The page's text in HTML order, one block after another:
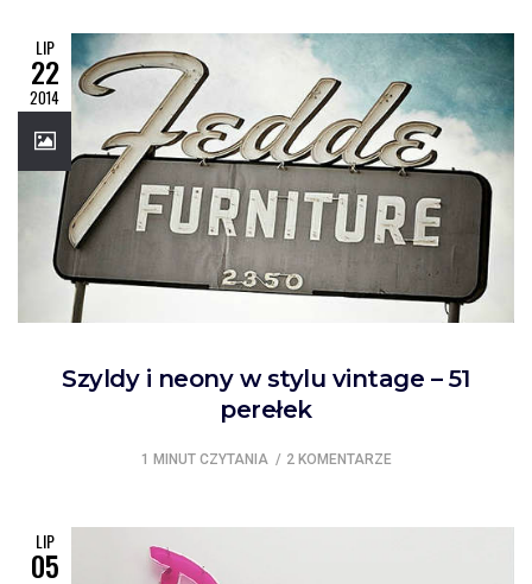
LIP
22
2014
Szyldy i neony w stylu vintage – 51
perełek
1 MINUT CZYTANIA 2 KOMENTARZE
LIP
05